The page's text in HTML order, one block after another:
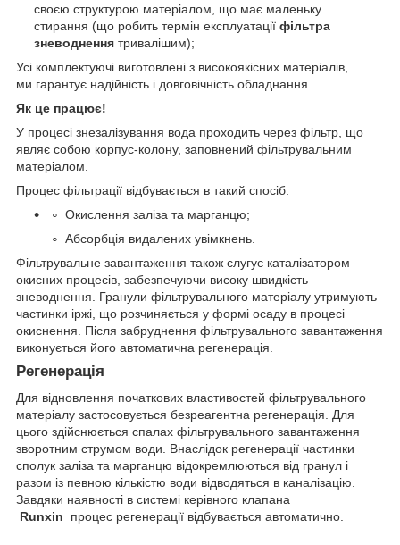
своєю структурою матеріалом, що має маленьку
стирання (що робить термін експлуатації фільтра
зневоднення тривалішим);
Усі комплектуючі виготовлені з високоякісних матеріалів,
ми гарантує надійність і довговічність обладнання.
Як це працює!
У процесі знезалізування вода проходить через фільтр, що
являє собою корпус-колону, заповнений фільтрувальним
матеріалом.
Процес фільтрації відбувається в такий спосіб:
Окислення заліза та марганцю;
Абсорбція видалених увімкнень.
Фільтрувальне завантаження також слугує каталізатором
окисних процесів, забезпечуючи високу швидкість
зневоднення. Гранули фільтрувального матеріалу утримують
частинки іржі, що розчиняється у формі осаду в процесі
окиснення. Після забруднення фільтрувального завантаження
виконується його автоматична регенерація.
Регенерація
Для відновлення початкових властивостей фільтрувального
матеріалу застосовується безреагентна регенерація. Для
цього здійснюється спалах фільтрувального завантаження
зворотним струмом води. Внаслідок регенерації частинки
сполук заліза та марганцю відокремлюються від гранул і
разом із певною кількістю води відводяться в каналізацію.
Завдяки наявності в системі керівного клапана
Runxin процес регенерації відбувається автоматично.